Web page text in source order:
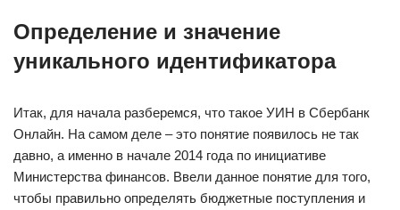
Определение и значение
уникального идентификатора
Итак, для начала разберемся, что такое УИН в Сбербанк
Онлайн. На самом деле – это понятие появилось не так
давно, а именно в начале 2014 года по инициативе
Министерства финансов. Ввели данное понятие для того,
чтобы правильно определять бюджетные поступления и